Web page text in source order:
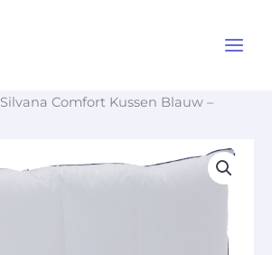
Silvana Comfort Kussen Blauw –